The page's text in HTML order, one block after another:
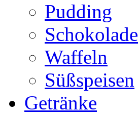
Pudding
Schokolade
Waffeln
Süßspeisen
Getränke